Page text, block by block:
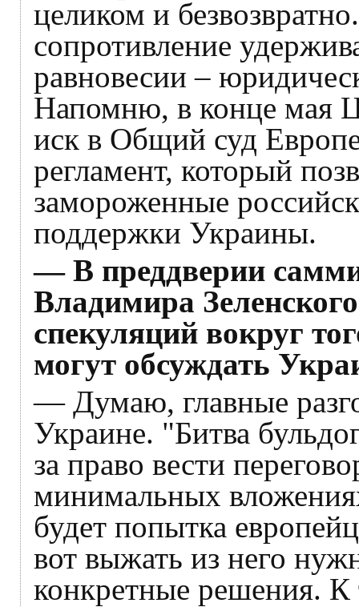
целиком и
сопротивление
равновесии –
Напомню, в конце мая
иск в Общий суд
регламент, который
замороженные
поддержки Украины.
— В преддверии
Владимира
спекуляций вокруг
могут обсуждать
— Думаю, главные
Украине. "Битва
за право вести
минимальных
будет попытка
вот выжать из него
конкретные решения.